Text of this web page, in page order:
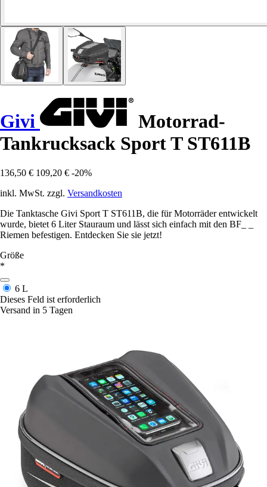
Givi
Motorrad-
Tankrucksack Sport T ST611B
136,50 € 109,20 € -20%
inkl. MwSt. zzgl. Versandkosten
Die Tanktasche Givi Sport T ST611B, die für Motorräder entwickelt
wurde, bietet 6 Liter Stauraum und lässt sich einfach mit den BF_ _
Riemen befestigen. Entdecken Sie sie jetzt!
Größe
*
6 L
Dieses Feld ist erforderlich
Versand in 5 Tagen